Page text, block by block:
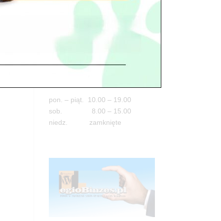
05-100 Nowy Dwór Mazowiecki
tel. 503 900 215
pon. – piąt. 10.00 – 19.00
sob. 8.00 – 15.00
niedz. zamknięte